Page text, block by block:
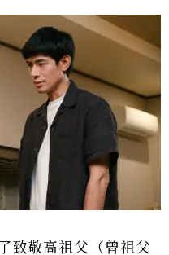
致敬高祖父（曾祖父